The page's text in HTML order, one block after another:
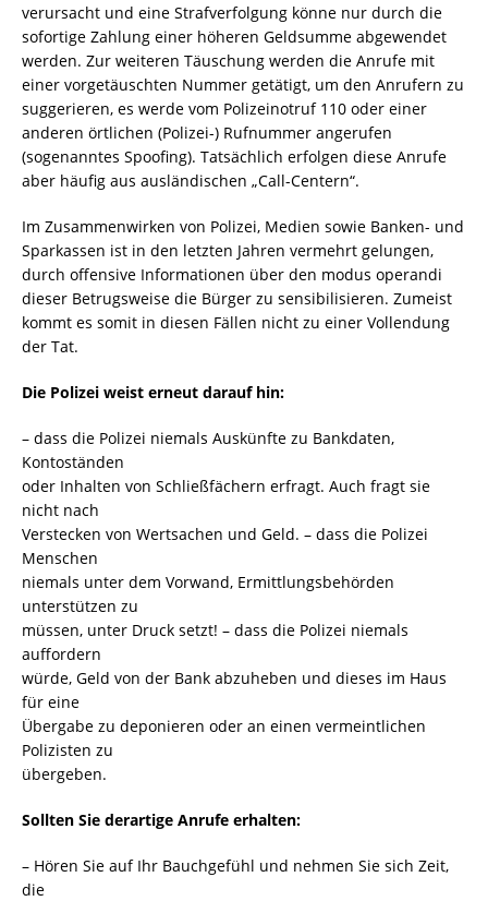
verursacht und eine Strafverfolgung könne nur durch die
sofortige Zahlung einer höheren Geldsumme abgewendet
werden. Zur weiteren Täuschung werden die Anrufe mit
einer vorgetäuschten Nummer getätigt, um den Anrufern zu
suggerieren, es werde vom Polizeinotruf 110 oder einer
anderen örtlichen (Polizei-) Rufnummer angerufen
(sogenanntes Spoofing). Tatsächlich erfolgen diese Anrufe
aber häufig aus ausländischen „Call-Centern“.
Im Zusammenwirken von Polizei, Medien sowie Banken- und
Sparkassen ist in den letzten Jahren vermehrt gelungen,
durch offensive Informationen über den modus operandi
dieser Betrugsweise die Bürger zu sensibilisieren. Zumeist
kommt es somit in diesen Fällen nicht zu einer Vollendung
der Tat.
Die Polizei weist erneut darauf hin:
– dass die Polizei niemals Auskünfte zu Bankdaten,
Kontoständen
oder Inhalten von Schließfächern erfragt. Auch fragt sie
nicht nach
Verstecken von Wertsachen und Geld. – dass die Polizei
Menschen
niemals unter dem Vorwand, Ermittlungsbehörden
unterstützen zu
müssen, unter Druck setzt! – dass die Polizei niemals
auffordern
würde, Geld von der Bank abzuheben und dieses im Haus
für eine
Übergabe zu deponieren oder an einen vermeintlichen
Polizisten zu
übergeben.
Sollten Sie derartige Anrufe erhalten:
– Hören Sie auf Ihr Bauchgefühl und nehmen Sie sich Zeit,
die